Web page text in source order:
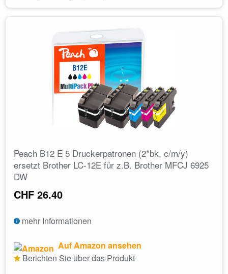
Peach B12 E 5 Druckerpatronen (2*bk, c/m/y)
ersetzt Brother LC-12E für z.B. Brother MFCJ 6925
DW
CHF 26.40
mehr Informationen
Auf Amazon ansehen
Berichten Sie über das Produkt